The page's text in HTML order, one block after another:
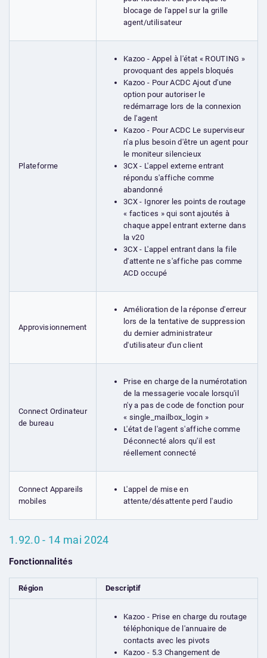
blocage de l'appel sur la grille
agent/utilisateur
Plateforme
Kazoo - Appel à l'état « ROUTING »
provoquant des appels bloqués
Kazoo - Pour ACDC Ajout d'une
option pour autoriser le
redémarrage lors de la connexion
de l'agent
Kazoo - Pour ACDC Le superviseur
n'a plus besoin d'être un agent pour
le moniteur silencieux
3CX - L'appel externe entrant
répondu s'affiche comme
abandonné
3CX - Ignorer les points de routage
« factices » qui sont ajoutés à
chaque appel entrant externe dans
la v20
3CX - L'appel entrant dans la file
d'attente ne s'affiche pas comme
ACD occupé
Approvisionnement
Amélioration de la réponse d'erreur
lors de la tentative de suppression
du dernier administrateur
d'utilisateur d'un client
Connect Ordinateur
de bureau
Prise en charge de la numérotation
de la messagerie vocale lorsqu'il
n'y a pas de code de fonction pour
« single_mailbox_login »
L'état de l'agent s'affiche comme
Déconnecté alors qu'il est
réellement connecté
Connect Appareils
mobiles
L'appel de mise en
attente/désattente perd l'audio
1.92.0 - 14 mai 2024
Fonctionnalités
Région Descriptif
Kazoo - Prise en charge du routage
téléphonique de l'annuaire de
contacts avec les pivots
Kazoo - 5.3 Changement de